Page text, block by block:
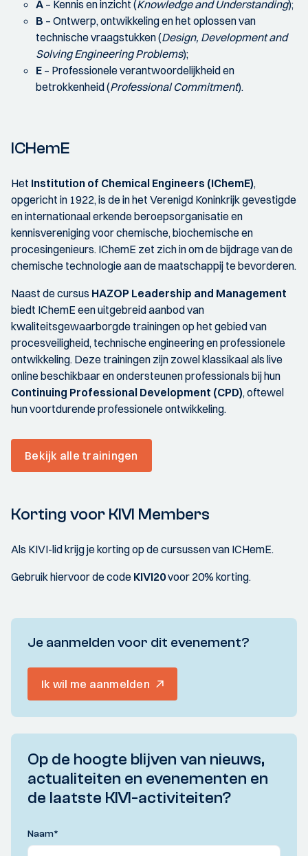
A – Kennis en inzicht (Knowledge and Understanding);
B – Ontwerp, ontwikkeling en het oplossen van
technische vraagstukken (Design, Development and
Solving Engineering Problems);
E – Professionele verantwoordelijkheid en
betrokkenheid (Professional Commitment).
ICHemE
Het Institution of Chemical Engineers (IChemE),
opgericht in 1922, is de in het Verenigd Koninkrijk gevestigde
en internationaal erkende beroepsorganisatie en
kennisvereniging voor chemische, biochemische en
procesingenieurs. IChemE zet zich in om de bijdrage van de
chemische technologie aan de maatschappij te bevorderen.
Naast de cursus HAZOP Leadership and Management
biedt IChemE een uitgebreid aanbod van
kwaliteitsgewaarborgde trainingen op het gebied van
procesveiligheid, technische engineering en professionele
ontwikkeling. Deze trainingen zijn zowel klassikaal als live
online beschikbaar en ondersteunen professionals bij hun
Continuing Professional Development (CPD), oftewel
hun voortdurende professionele ontwikkeling.
Bekijk alle trainingen
Korting voor KIVI Members
Als KIVI-lid krijg je korting op de cursussen van ICHemE.
Gebruik hiervoor de code KIVI20voor 20% korting.
Je aanmelden voor dit evenement?
Ik wil me aanmelden
Op de hoogte blijven van nieuws,
actualiteiten en evenementen en
de laatste KIVI-activiteiten?
Naam*